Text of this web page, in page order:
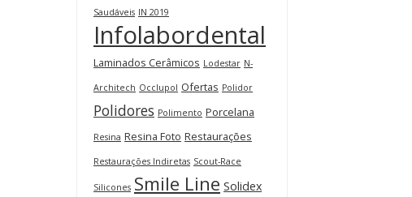
Saudáveis IN 2019
Infolabordental
Laminados Cerâmicos Lodestar N-
Architech Occlupol Ofertas Polidor
Polidores Polimento Porcelana
Resina Resina Foto Restaurações
Restaurações Indiretas Scout-Race
Silicones Smile Line Solidex